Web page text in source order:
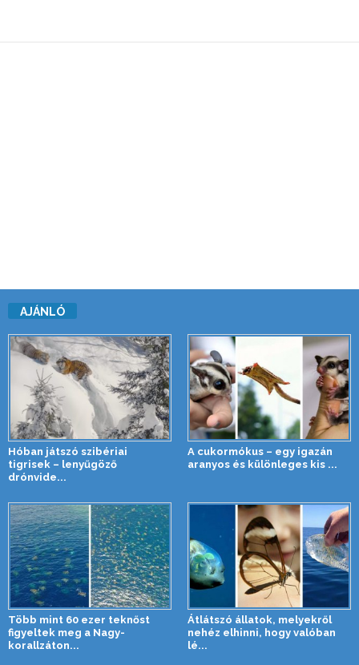
AJÁNLÓ
Hóban játszó szibériai
tigrisek – lenyűgöző
drónvide...
A cukormókus – egy igazán
aranyos és különleges kis ...
Több mint 60 ezer teknőst
figyeltek meg a Nagy-
korallzáton...
Átlátszó állatok, melyekről
nehéz elhinni, hogy valóban
lé...